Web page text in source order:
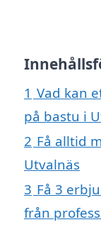
1 Vad kan
på bastu i
2 Få alltid
Utvalnäs
3 Få 3
från